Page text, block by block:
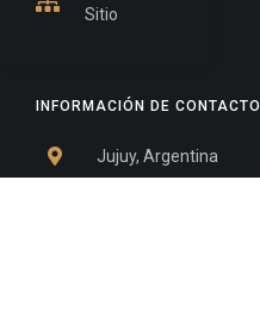
INFORMACIÓN DE CONTACTO
Jujuy, Argentina
Sitio